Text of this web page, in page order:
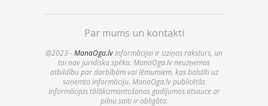
Par mums un kontakti
@2023 - ManaOga.lvInformācijai ir izziņas raksturs, un
tai nav juridiska spēka. ManaOga.lv neuzņemas
atbildību par darbībām vai lēmumiem, kas balstīti uz
saņemto informāciju. ManaOga.lv publicētās
informācijas tālākizmantošanas gadījumos atsauce ar
pilnu saiti ir obligāta.